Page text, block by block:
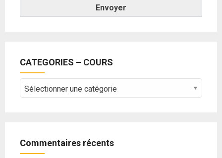
Envoyer
CATEGORIES – COURS
–
Commentaires récents